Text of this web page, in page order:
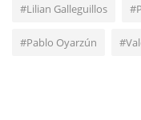
#Lilian Galleguillos
#Pablo Oyarzún